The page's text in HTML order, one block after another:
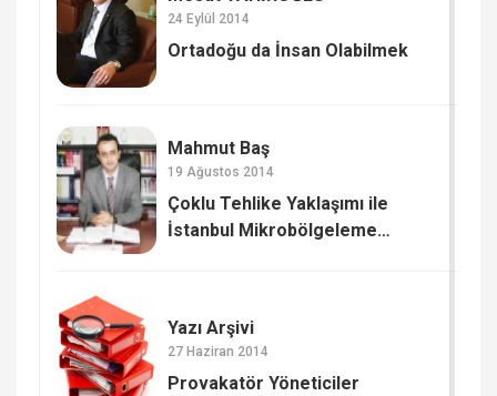
24 Eylül 2014
Ortadoğu da İnsan Olabilmek
Mahmut Baş
19 Ağustos 2014
Çoklu Tehlike Yaklaşımı ile
İstanbul Mikrobölgeleme
Yazı Arşivi
27 Haziran 2014
Provakatör Yöneticiler